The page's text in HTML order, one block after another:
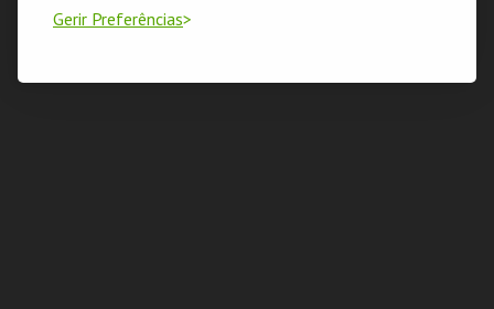
Gerir Preferências